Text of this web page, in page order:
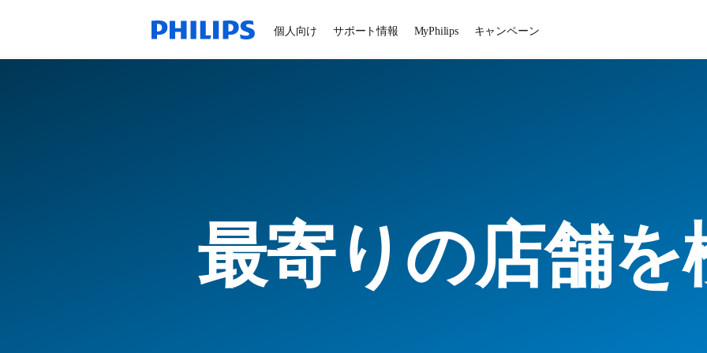
個人向け サポート情報 MyPhilips キャンペーン
最寄りの店舗を